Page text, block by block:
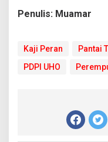
Penulis: Muamar
Kaji Peran Pantai
PDPI UHO